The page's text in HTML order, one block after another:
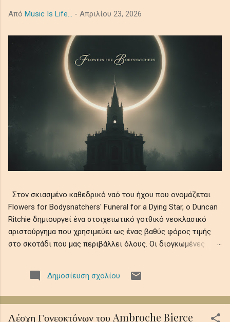
Από Music Is Life... - Απριλίου 23, 2026
Στον σκιασμένο καθεδρικό ναό του ήχου που ονομάζεται
Flowers for Bodysnatchers' Funeral for a Dying Star, ο Duncan
Ritchie δημιουργεί ένα στοιχειωτικό γοτθικό νεοκλασικό
αριστούργημα που χρησιμεύει ως ένας βαθύς φόρος τιμής
στο σκοτάδι που μας περιβάλλει όλους. Οι διογκωμένες
πιάνου και ατμοσφαιρικά ηχοχρώματα, θυμίζοντας την
αδυσώπητη φθορά του ουράνιου φωτός σε αιώνια νύχτα,
της ύπαρξης εν μέσω ψιθύρων απώλειας, απομόνωσης και
κοσμικής λήθης. Αυτό το ηχητικό ρέκβιεμ βυθίζει τους
Δημοσίευση σχολίου
Λέσχη Γονεοκτόνων του Ambroche Bierce